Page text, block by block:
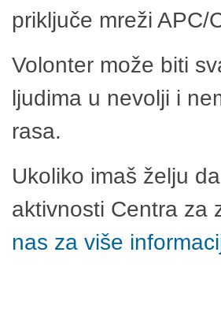
priključe mreži APC/
Volonter može biti
ljudima u nevolji i
rasa.
Ukoliko imaš želju
aktivnosti Centra za
nas za više